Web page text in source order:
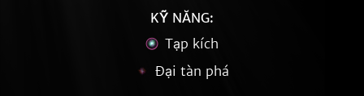
KỸ NĂNG:
Tạp kích
Đại tàn phá